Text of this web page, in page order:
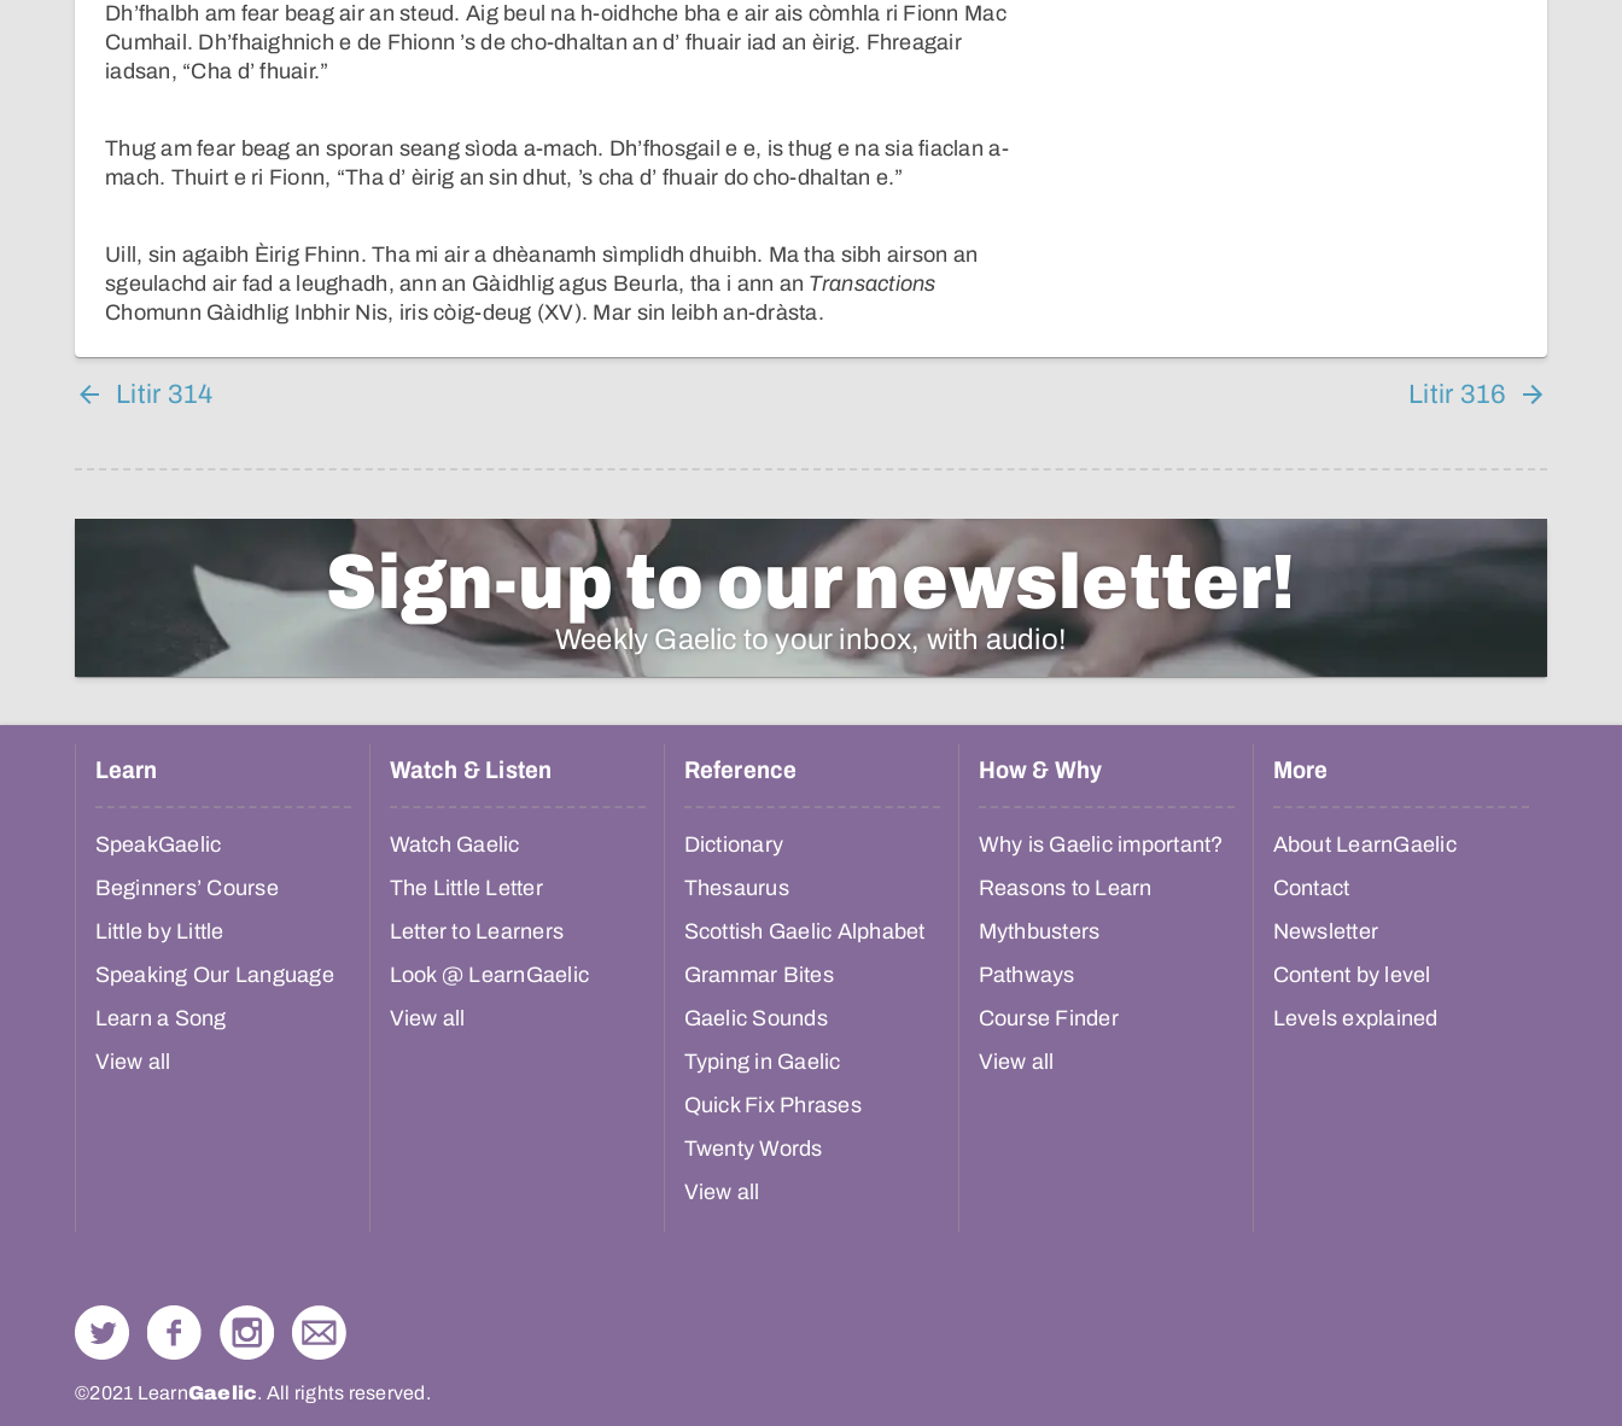
Dh’fhalbh am fear beag air an steud. Aig beul na h-oidhche bha e air ais còmhla ri Fionn Mac
Cumhail. Dh’fhaighnich e de Fhionn ’s de cho-dhaltan an d’ fhuair iad an èirig. Fhreagair
iadsan, “Cha d’ fhuair.”
Thug am fear beag an sporan seang sìoda a-mach. Dh’fhosgail e e, is thug e na sia fiaclan a-
mach. Thuirt e ri Fionn, “Tha d’ èirig an sin dhut, ’s cha d’ fhuair do cho-dhaltan e.”
Uill, sin agaibh Èirig Fhinn. Tha mi air a dhèanamh sìmplidh dhuibh. Ma tha sibh airson an
sgeulachd air fad a leughadh, ann an Gàidhlig agus Beurla, tha i ann an Transactions
Chomunn Gàidhlig Inbhir Nis, iris còig-deug (XV). Mar sin leibh an-dràsta.
Litir 314 Litir 316
Sign-up to our newsletter!
Weekly Gaelic to your inbox, with audio!
Learn
SpeakGaelic
Beginners’ Course
Little by Little
Speaking Our Language
Learn a Song
View all
Watch & Listen
Watch Gaelic
The Little Letter
Letter to Learners
Look @ LearnGaelic
View all
Reference
Dictionary
Thesaurus
Scottish Gaelic Alphabet
Grammar Bites
Gaelic Sounds
Typing in Gaelic
Quick Fix Phrases
Twenty Words
View all
How & Why
Why is Gaelic important?
Reasons to Learn
Mythbusters
Pathways
Course Finder
View all
More
About LearnGaelic
Contact
Newsletter
Content by level
Levels explained
©2021 LearnGaelic. All rights reserved.